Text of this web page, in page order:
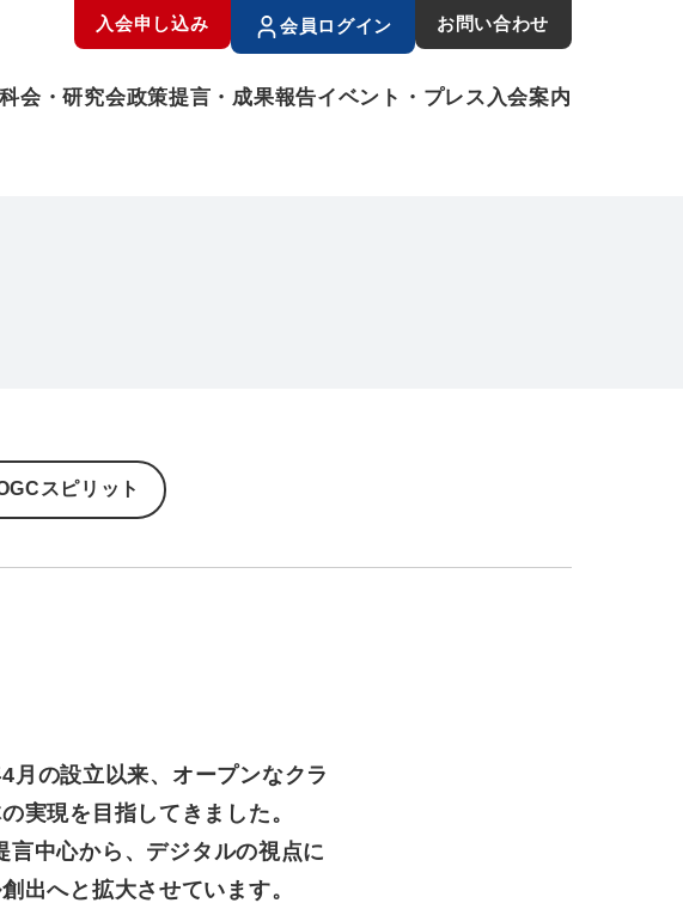
会・研究会政策提言・成果報告イベント・プレス 入会案内
入会申し込み 会員ログイン お問い合わせ
スピリット
月の設立以来、オープンなクラ
実現を目指してきました。
中心から、デジタルの視点に
出へと拡大させています。